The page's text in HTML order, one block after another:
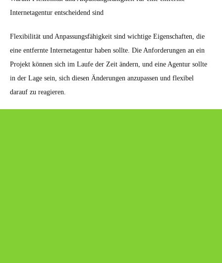
Internetagentur entscheidend sind
Flexibilität und Anpassungsfähigkeit sind wichtige Eigenschaften, die
eine entfernte Internetagentur haben sollte. Die Anforderungen an ein
Projekt können sich im Laufe der Zeit ändern, und eine Agentur sollte
in der Lage sein, sich diesen Änderungen anzupassen und flexibel
darauf zu reagieren.